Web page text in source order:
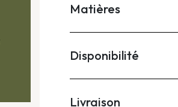
Matières
Disponibilité
Livraison